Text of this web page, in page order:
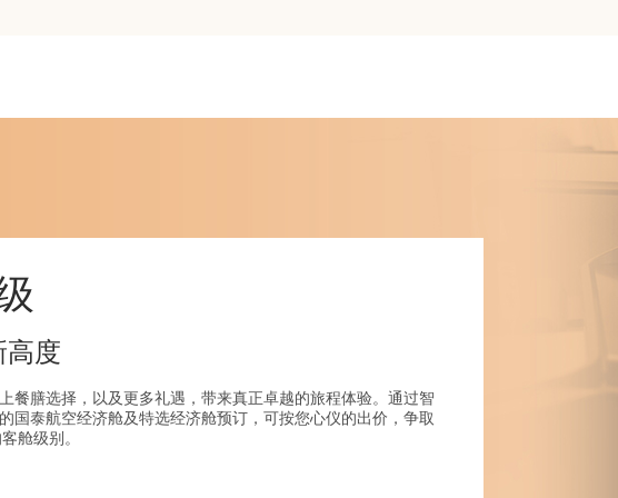
高度
餐膳选择，以及更多礼遇，带来真正卓越的旅程体验。通过智
国泰航空经济舱及特选经济舱预订，可按您心仪的出价，争取
舱级别。